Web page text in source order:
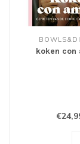
koken con